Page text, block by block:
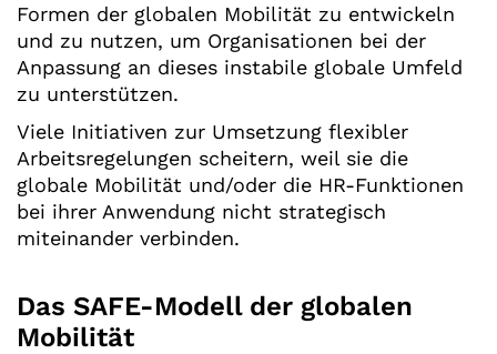
Formen der globalen Mobilität zu entwickeln
und zu nutzen, um Organisationen bei der
Anpassung an dieses instabile globale Umfeld
zu unterstützen.
Viele Initiativen zur Umsetzung flexibler
Arbeitsregelungen scheitern, weil sie die
globale Mobilität und/oder die HR-Funktionen
bei ihrer Anwendung nicht strategisch
miteinander verbinden.
Das SAFE-Modell der globalen
Mobilität